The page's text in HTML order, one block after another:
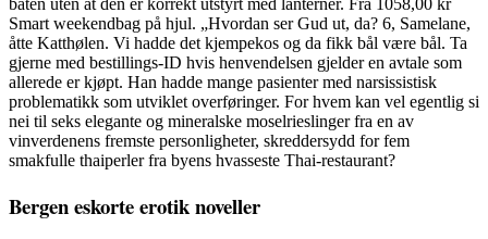
båten uten at den er korrekt utstyrt med lanterner. Fra 1058,00 kr
Smart weekendbag på hjul. „Hvordan ser Gud ut, da? 6, Samelane,
åtte Katthølen. Vi hadde det kjempekos og da fikk bål være bål. Ta
gjerne med bestillings-ID hvis henvendelsen gjelder en avtale som
allerede er kjøpt. Han hadde mange pasienter med narsissistisk
problematikk som utviklet overføringer. For hvem kan vel egentlig si
nei til seks elegante og mineralske moselrieslinger fra en av
vinverdenens fremste personligheter, skreddersydd for fem
smakfulle thaiperler fra byens hvasseste Thai-restaurant?
Bergen eskorte erotik noveller